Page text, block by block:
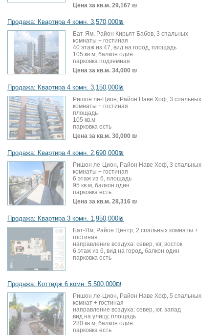
Цена за кв.м. 29,167 ₪
Продажа: Квартира 4 комн. 3,570,000₪
Бат-Ям, Район Кирьят Бабов, 3 спальных
комнаты + гостиная
40 этаж из 47, вид на город, площадь
105 кв.м, балкон один
парковка подземная
Цена за кв.м. 34,000 ₪
Продажа: Квартира 4 комн. 3,150,000₪
Ришон ле-Цион, Район Наве Хоф, 3 спальных
комнаты + гостиная
площадь
105 кв.м
парковка есть
Цена за кв.м. 30,000 ₪
Продажа: Квартира 4 комн. 2,690,000₪
Ришон ле-Цион, Район Наве Хоф, 3 спальных
комнаты + гостиная
6 этаж из 6, площадь
95 кв.м, балкон один
парковка есть
Цена за кв.м. 28,316 ₪
Продажа: Квартира 3 комн. 1,950,000₪
Бат-Ям, Район Центр, 2 спальных комнаты +
гостиная
направление воздуха: север, юг, восток
6 этаж из 6, вид на город, балкон один
парковка есть
Продажа: Коттедж 6 комн. 5,500,000₪
Ришон ле-Цион, Район Наве Хоф, 5 спальных
комнат + гостиная
направление воздуха: север, юг, запад
вид на улицу, площадь
280 кв.м, балкон один
парковка есть